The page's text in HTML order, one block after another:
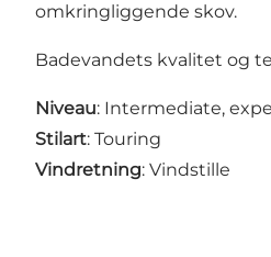
omkringliggende skov.
Badevandets kvalitet og
Niveau: Intermediate,
Stilart: Touring
Vindretning: Vindstille